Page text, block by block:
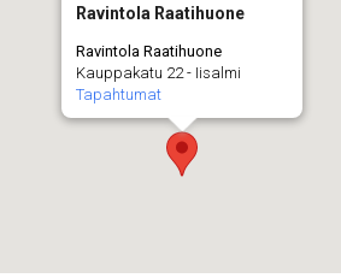
Ravintola Raatihuone
Ravintola Raatihuone
Kauppakatu 22 - Iisalmi
Tapahtumat